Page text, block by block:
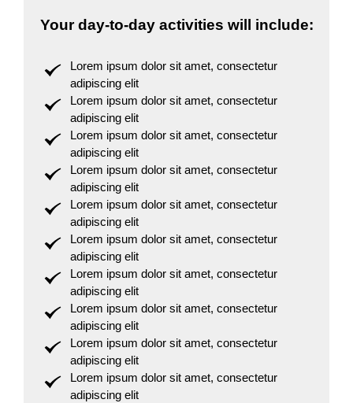
Your day-to-day activities will include:
Lorem ipsum dolor sit amet, consectetur
adipiscing elit
Lorem ipsum dolor sit amet, consectetur
adipiscing elit
Lorem ipsum dolor sit amet, consectetur
adipiscing elit
Lorem ipsum dolor sit amet, consectetur
adipiscing elit
Lorem ipsum dolor sit amet, consectetur
adipiscing elit
Lorem ipsum dolor sit amet, consectetur
adipiscing elit
Lorem ipsum dolor sit amet, consectetur
adipiscing elit
Lorem ipsum dolor sit amet, consectetur
adipiscing elit
Lorem ipsum dolor sit amet, consectetur
adipiscing elit
Lorem ipsum dolor sit amet, consectetur
adipiscing elit